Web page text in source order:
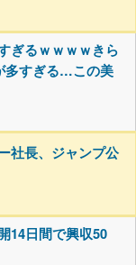
ぎるｗｗｗｗきら
多すぎる…この美
社長、ジャンプ公
14日間で興収50